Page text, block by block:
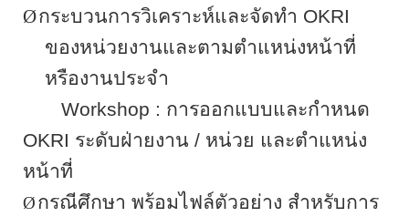
Øกระบวนการวิเคราะห์และจัดทำ OKRI
ของหน่วยงานและตามตำแหน่งหน้าที่
หรืองานประจำ
Workshop : การออกแบบและกำหนด
OKRI ระดับฝ่ายงาน / หน่วย และตำแหน่ง
หน้าที่
Øกรณีศึกษา พร้อมไฟล์ตัวอย่าง สำหรับการ